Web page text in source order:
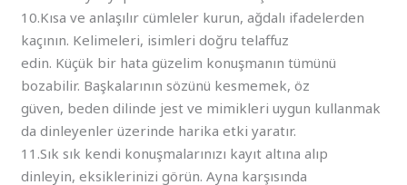
10.Kısa ve anlaşılır cümleler kurun, ağdalı ifadelerden
kaçının. Kelimeleri, isimleri doğru telaffuz
edin. Küçük bir hata güzelim konuşmanın tümünü
bozabilir. Başkalarının sözünü kesmemek, öz
güven, beden dilinde jest ve mimikleri uygun kullanmak
da dinleyenler üzerinde harika etki yaratır.
11.Sık sık kendi konuşmalarınızı kayıt altına alıp
dinleyin, eksiklerinizi görün. Ayna karşısında